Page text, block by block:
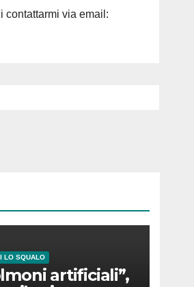
contattarmi via email:
LO SQUALO
artificiali”,